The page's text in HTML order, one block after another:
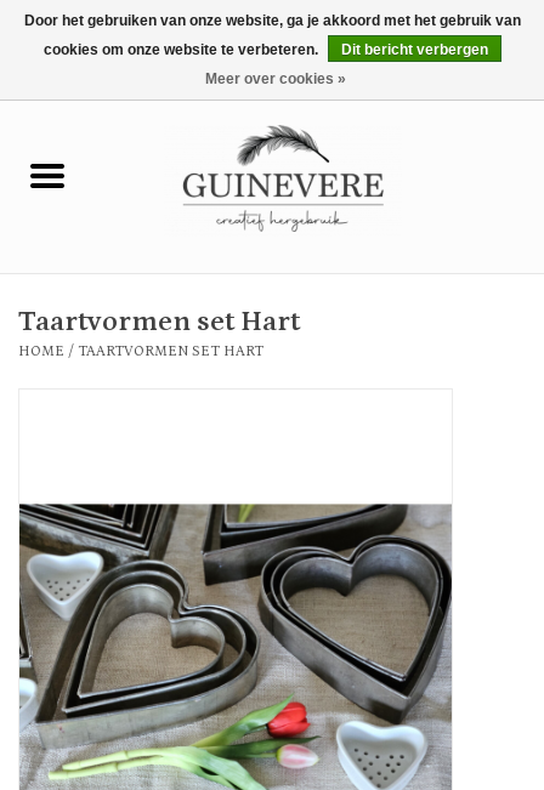
0 Artikelen - €0,00
Meubels
Tuin en buiten
Uitverkocht
Nieuw
Zomer
Contact
Taartvormen set Hart
HOME / TAARTVORMEN SET HART
Door het gebruiken van onze website, ga je akkoord met het gebruik van
cookies om onze website te verbeteren.
Dit bericht verbergen
Meer over cookies »